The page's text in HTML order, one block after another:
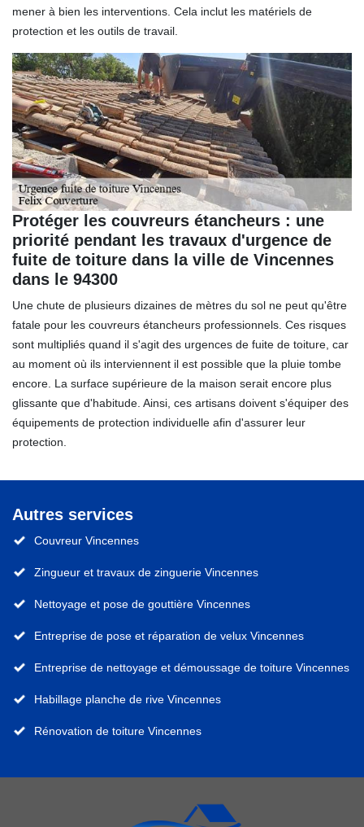
mener à bien les interventions. Cela inclut les matériels de
protection et les outils de travail.
Protéger les couvreurs étancheurs : une
priorité pendant les travaux d'urgence de
fuite de toiture dans la ville de Vincennes
dans le 94300
Une chute de plusieurs dizaines de mètres du sol ne peut qu'être
fatale pour les couvreurs étancheurs professionnels. Ces risques
sont multipliés quand il s'agit des urgences de fuite de toiture, car
au moment où ils interviennent il est possible que la pluie tombe
encore. La surface supérieure de la maison serait encore plus
glissante que d'habitude. Ainsi, ces artisans doivent s'équiper des
équipements de protection individuelle afin d'assurer leur
protection.
Autres services
Couvreur Vincennes
Zingueur et travaux de zinguerie Vincennes
Nettoyage et pose de gouttière Vincennes
Entreprise de pose et réparation de velux Vincennes
Entreprise de nettoyage et démoussage de toiture Vincennes
Habillage planche de rive Vincennes
Rénovation de toiture Vincennes